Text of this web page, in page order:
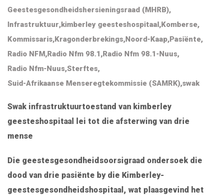
Geestesgesondheidshersieningsraad (MHRB),
Infrastruktuur,kimberley geesteshospitaal,Komberse,
Kommissaris,Kragonderbrekings,Noord-Kaap,Pasiënte,
Radio NFM,Radio Nfm 98.1,Radio Nfm 98.1-Nuus,
Radio Nfm-Nuus,Sterftes,
Suid-Afrikaanse Menseregtekommissie (SAMRK),swak
Swak infrastruktuurtoestand van kimberley
geesteshospitaal lei tot die afsterwing van drie
mense
Die geestesgesondheidsoorsigraad ondersoek die
dood van drie pasiënte by die Kimberley-
geestesgesondheidshospitaal, wat plaasgevind het